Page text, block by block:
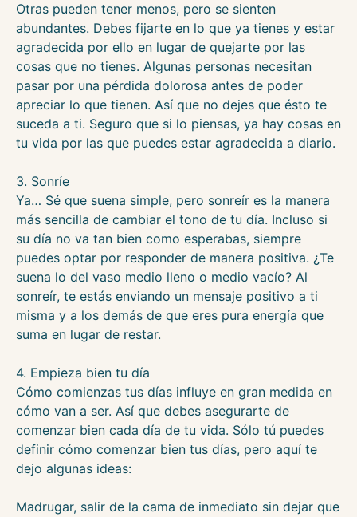
Otras pueden tener menos, pero se sienten
abundantes. Debes fijarte en lo que ya tienes y estar
agradecida por ello en lugar de quejarte por las
cosas que no tienes. Algunas personas necesitan
pasar por una pérdida dolorosa antes de poder
apreciar lo que tienen. Así que no dejes que ésto te
suceda a ti. Seguro que si lo piensas, ya hay cosas en
tu vida por las que puedes estar agradecida a diario.
3. Sonríe
Ya… Sé que suena simple, pero sonreír es la manera
más sencilla de cambiar el tono de tu día. Incluso si
su día no va tan bien como esperabas, siempre
puedes optar por responder de manera positiva. ¿Te
suena lo del vaso medio lleno o medio vacío? Al
sonreír, te estás enviando un mensaje positivo a ti
misma y a los demás de que eres pura energía que
suma en lugar de restar.
4. Empieza bien tu día
Cómo comienzas tus días influye en gran medida en
cómo van a ser. Así que debes asegurarte de
comenzar bien cada día de tu vida. Sólo tú puedes
definir cómo comenzar bien tus días, pero aquí te
dejo algunas ideas:
Madrugar, salir de la cama de inmediato sin dejar que